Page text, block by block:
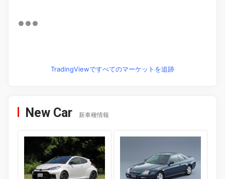
TradingViewですべてのマーケットを追跡
New Car 新車種情報